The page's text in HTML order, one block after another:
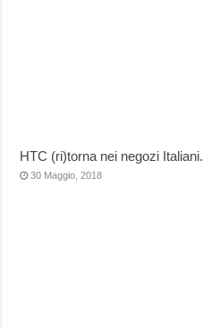
HTC (ri)torna nei negozi Italiani.
30 Maggio, 2018